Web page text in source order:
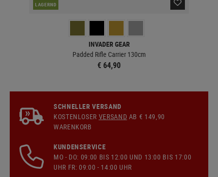
LAGERND
INVADER GEAR
Padded Rifle Carrier 130cm
€ 64,90
SCHNELLER VERSAND
KOSTENLOSER VERSAND AB € 149,90
WARENKORB
KUNDENSERVICE
MO - DO: 09:00 BIS 12:00 UND 13:00 BIS 17:00
UHR FR: 09:00 - 14:00 UHR